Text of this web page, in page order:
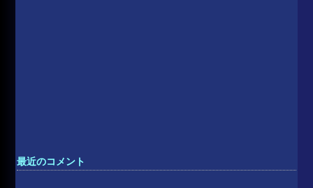
最近のコメント